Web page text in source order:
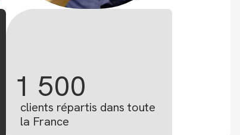
1 500
clients répartis dans toute
la France